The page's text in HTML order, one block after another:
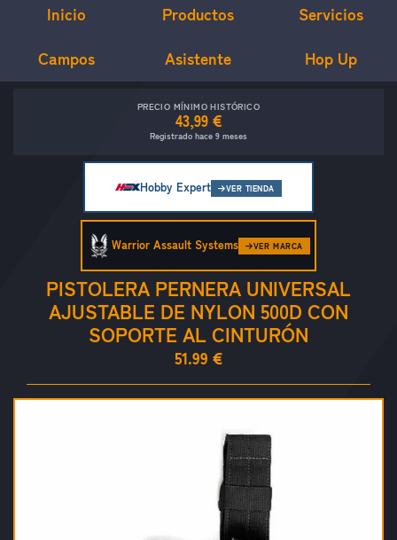
Inicio Productos Servicios
Campos Asistente Hop Up
PRECIO MÍNIMO HISTÓRICO
43,99 €
Registrado hace 9 meses
Hobby Expert VER TIENDA
PISTOLERA PERNERA UNIVERSAL
AJUSTABLE DE NYLON 500D CON
SOPORTE AL CINTURÓN
51.99 €
Warrior Assault Systems VER MARCA